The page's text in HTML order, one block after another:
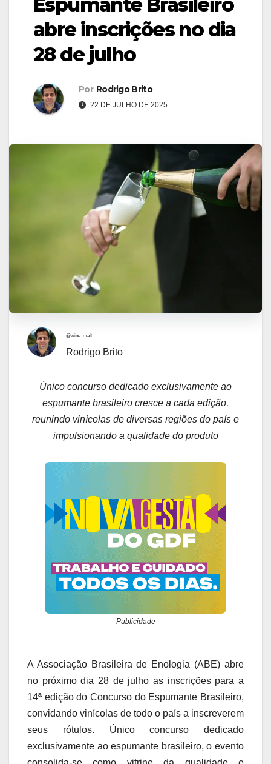
abre inscrições no dia
28 de julho
Por Rodrigo Brito
22 DE JULHO DE 2025
@wine_malt
Rodrigo Brito
Único concurso dedicado exclusivamente ao
espumante brasileiro cresce a cada edição,
reunindo vinícolas de diversas regiões do país e
impulsionando a qualidade do produto
Publicidade
A Associação Brasileira de Enologia (ABE) abre
no próximo dia 28 de julho as inscrições para a
14ª edição do Concurso do Espumante Brasileiro,
convidando vinícolas de todo o país a inscreverem
seus rótulos. Único concurso dedicado
exclusivamente ao espumante brasileiro, o evento